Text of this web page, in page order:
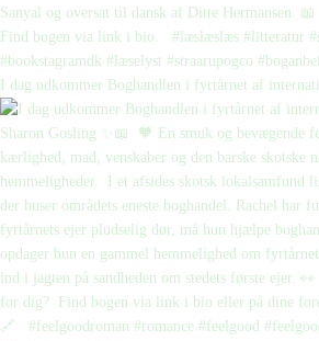
I dag udkommer Boghandlen i fyrtårnet af internati